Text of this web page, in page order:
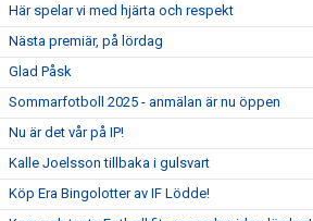
Här spelar vi med hjärta och respekt
Nästa premiär, på lördag
Glad Påsk
Sommarfotboll 2025 - anmälan är nu öppen
Nu är det vår på IP!
Kalle Joelsson tillbaka i gulsvart
Köp Era Bingolotter av IF Lödde!